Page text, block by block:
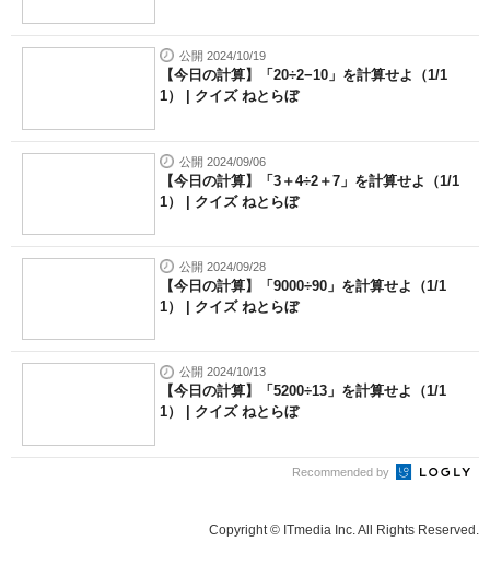
公開 2024/10/19
【今日の計算】「20÷2−10」を計算せよ（1/1
1） | クイズ ねとらぼ
公開 2024/09/06
【今日の計算】「3＋4÷2＋7」を計算せよ（1/1
1） | クイズ ねとらぼ
公開 2024/09/28
【今日の計算】「9000÷90」を計算せよ（1/1
1） | クイズ ねとらぼ
公開 2024/10/13
【今日の計算】「5200÷13」を計算せよ（1/1
1） | クイズ ねとらぼ
Recommended by
Copyright © ITmedia Inc. All Rights Reserved.